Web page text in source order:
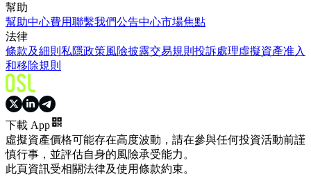
幫助
幫助中心費用聯繫我們公告中心市場焦點
法律
條款及細則 私隱政策風險披露交易規則 投訴處理虛擬資產准入
和移除規則
下載 App
虛擬資產價格可能存在高度波動，請在參與任何投資活動前謹
慎行事，並評估自身的風險承受能力。
此頁資訊受相關法律及使用條款約束。